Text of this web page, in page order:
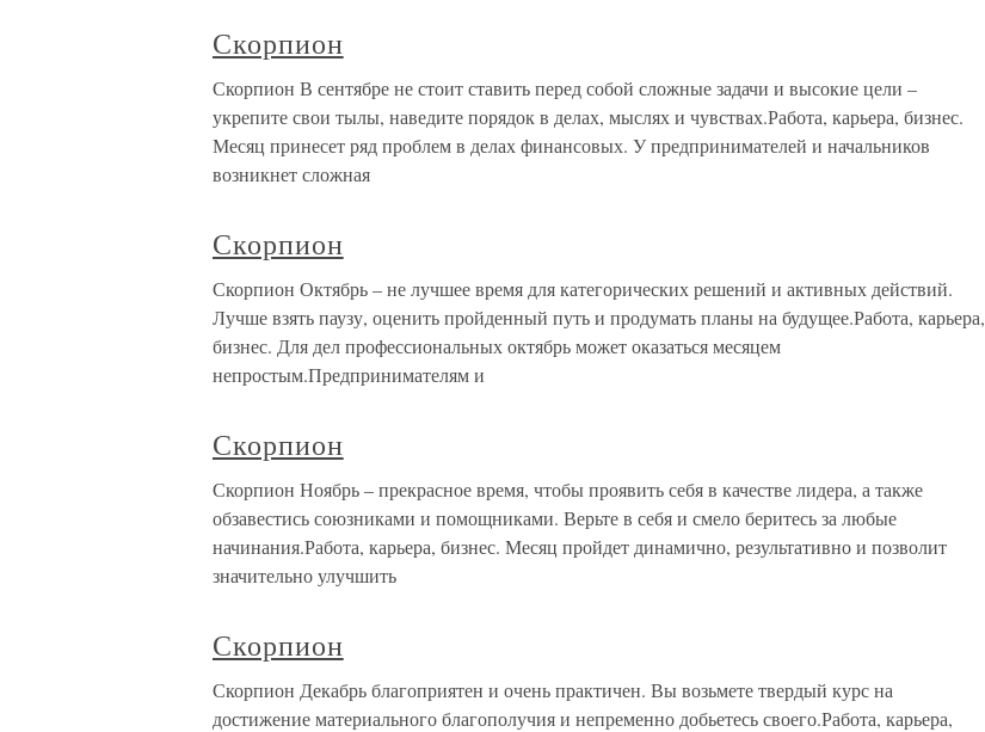
Скорпион
Скорпион В сентябре не стоит ставить перед собой сложные задачи и высокие цели –
укрепите свои тылы, наведите порядок в делах, мыслях и чувствах.Работа, карьера, бизнес.
Месяц принесет ряд проблем в делах финансовых. У предпринимателей и начальников
возникнет сложная
Скорпион
Скорпион Октябрь – не лучшее время для категорических решений и активных действий.
Лучше взять паузу, оценить пройденный путь и продумать планы на будущее.Работа, карьера,
бизнес. Для дел профессиональных октябрь может оказаться месяцем
непростым.Предпринимателям и
Скорпион
Скорпион Ноябрь – прекрасное время, чтобы проявить себя в качестве лидера, а также
обзавестись союзниками и помощниками. Верьте в себя и смело беритесь за любые
начинания.Работа, карьера, бизнес. Месяц пройдет динамично, результативно и позволит
значительно улучшить
Скорпион
Скорпион Декабрь благоприятен и очень практичен. Вы возьмете твердый курс на
достижение материального благополучия и непременно добьетесь своего.Работа, карьера,